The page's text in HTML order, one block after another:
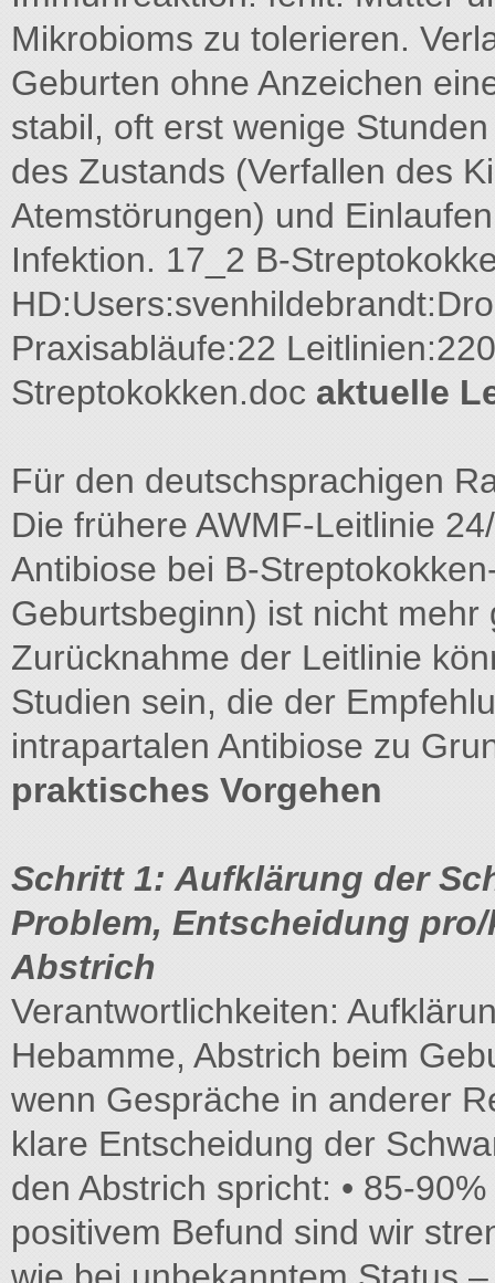
Mikrobioms zu tolerieren.
Geburten ohne Anzeichen
stabil, oft erst wenige
des Zustands (Verfallen des
Atemstörungen) und
Infektion. 17_2 B-
Praxisabläufe:22
Streptokokken.doc aktuelle
Für den deutschsprachigen
Die frühere AWMF-Leitlinie
Antibiose bei B-
Geburtsbeginn) ist nicht mehr
Zurücknahme der Leitlinie
Studien sein, die der
intrapartalen Antibiose zu
praktisches Vorgehen
Schritt 1: Aufklärung der
Problem, Entscheidung
Abstrich
Verantwortlichkeiten:
Hebamme, Abstrich beim
wenn Gespräche in anderer
klare Entscheidung der
den Abstrich spricht: • 85-
positivem Befund sind wir